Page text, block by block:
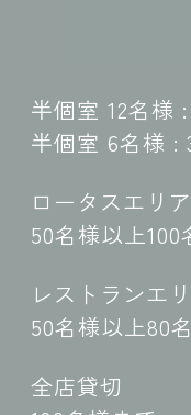
半個室 12名様
半個室 6名
ロータスエリ
50名様以上100
レストランエ
50名様以上80
全店貸切